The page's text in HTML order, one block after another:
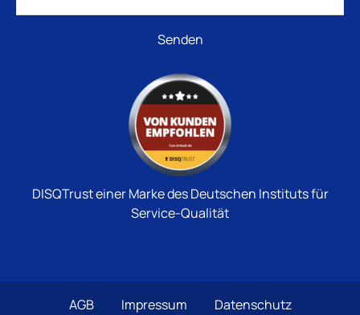
DISQTrust einer Marke des Deutschen Instituts für
Service-Qualität
AGB Impressum Datenschutz